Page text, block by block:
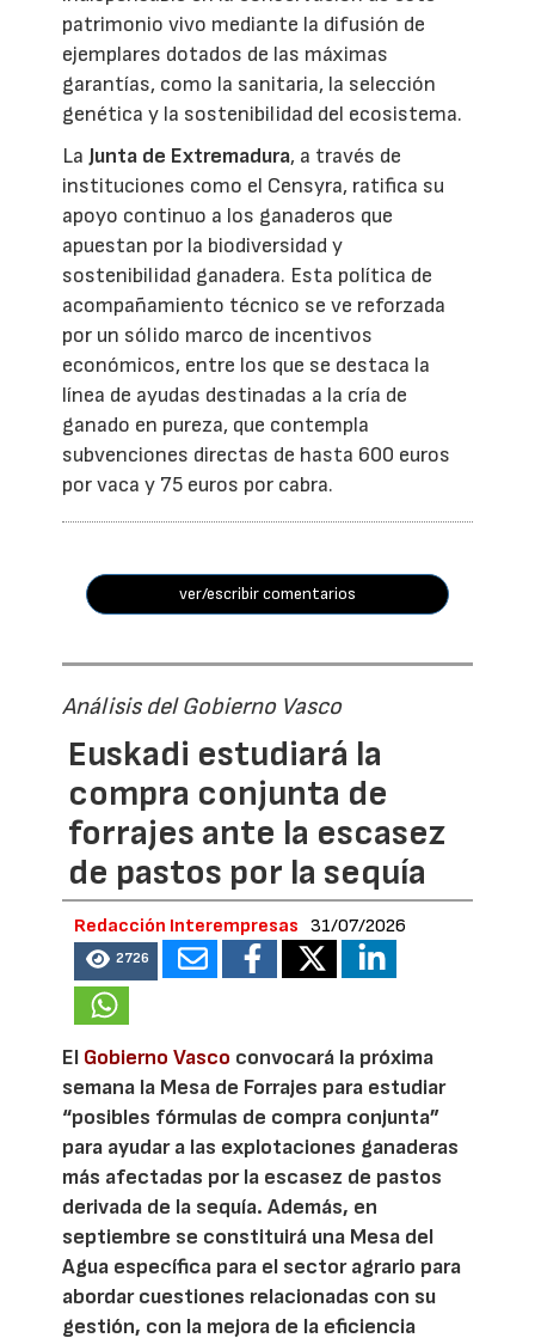
patrimonio vivo mediante la difusión de
ejemplares dotados de las máximas
garantías, como la sanitaria, la selección
genética y la sostenibilidad del ecosistema.
LaJunta de Extremadura, a través de
instituciones como el Censyra, ratifica su
apoyo continuo a los ganaderos que
apuestan por la biodiversidad y
sostenibilidad ganadera. Esta política de
acompañamiento técnico se ve reforzada
por un sólido marco de incentivos
económicos, entre los que se destaca la
línea de ayudas destinadas a la cría de
ganado en pureza, que contempla
subvenciones directas de hasta 600 euros
por vaca y 75 euros por cabra.
ver/escribir comentarios
Análisis del Gobierno Vasco
Euskadi estudiará la
compra conjunta de
forrajes ante la escasez
de pastos por la sequía
Redacción Interempresas 31/07/2026
2726
El Gobierno Vasco convocará la próxima
semana la Mesa de Forrajes para estudiar
“posibles fórmulas de compra conjunta”
para ayudar a las explotaciones ganaderas
más afectadas por la escasez de pastos
derivada de la sequía. Además, en
septiembre se constituirá una Mesa del
Agua específica para el sector agrario para
abordar cuestiones relacionadas con su
gestión, con la mejora de la eficiencia